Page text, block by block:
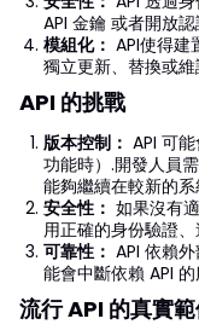
API 金鑰 或者開放
模組化： API使得建
獨立更新、替換或
API 的挑戰
版本控制： API 可
功能時）.開發人員
能夠繼續在較新的
安全性： 如果沒有
用正確的身份驗證
可靠性： API 依賴
能會中斷依賴 API 的
流行 API 的真實範